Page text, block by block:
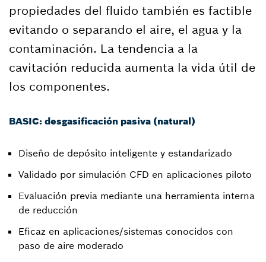
propiedades del fluido también es factible
evitando o separando el aire, el agua y la
contaminación. La tendencia a la
cavitación reducida aumenta la vida útil de
los componentes.
BASIC: desgasificación pasiva (natural)
Diseño de depósito inteligente y estandarizado
Validado por simulación CFD en aplicaciones piloto
Evaluación previa mediante una herramienta interna
de reducción
Eficaz en aplicaciones/sistemas conocidos con
paso de aire moderado